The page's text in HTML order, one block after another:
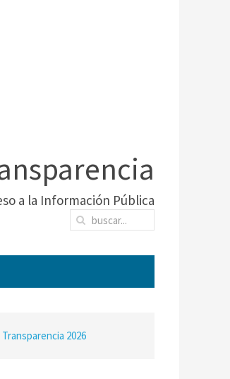
a la Información Pública
Transparencia 2026